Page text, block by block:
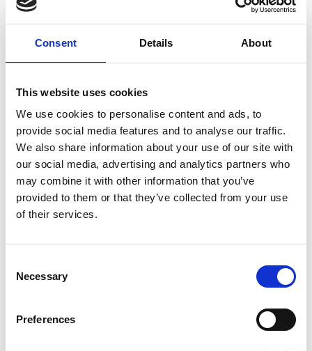
Consent Details About
This website uses cookies
We use cookies to personalise content and ads, to
provide social media features and to analyse our traffic.
We also share information about your use of our site with
our social media, advertising and analytics partners who
may combine it with other information that you’ve
provided to them or that they’ve collected from your use
of their services.
Selection
Necessary
Preferences
dinamica
Overview Economica
Repubblica Ceca